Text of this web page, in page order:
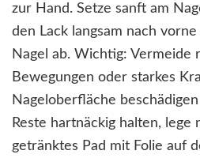
zur Hand. Setze sanft am
den Lack langsam nach
Nagel ab. Wichtig: Vermeide
Bewegungen oder starkes
Nageloberfläche
Reste hartnäckig halten, lege
getränktes Pad mit Folie auf